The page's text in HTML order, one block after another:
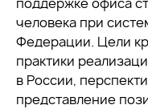
человека при
Федерации. Цели
практики
в России,
представление